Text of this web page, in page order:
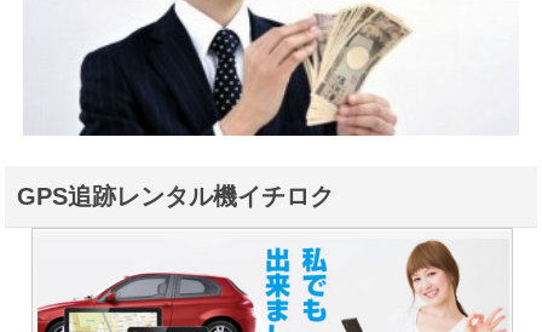
GPS追跡レンタル機イチロク